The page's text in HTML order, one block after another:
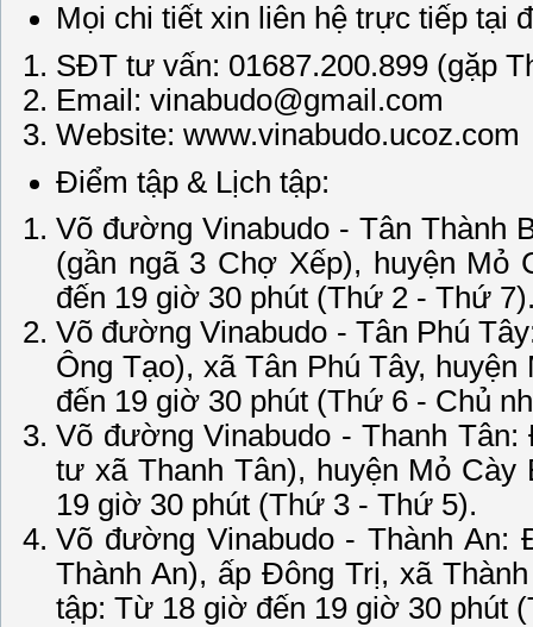
Mọi chi tiết xin liên hệ trực tiếp tại
SĐT tư vấn: 01687.200.899 (gặp
Email: vinabudo@gmail.com
Website: www.vinabudo.ucoz.com
Điểm tập & Lịch tập:
Võ đường Vinabudo - Tân Thành
(gần ngã 3 Chợ Xếp), huyện
đến 19 giờ 30 phút (Thứ 2 - Thứ
Võ đường Vinabudo - Tân Phú
Ông Tạo), xã Tân Phú Tây,
đến 19 giờ 30 phút (Thứ 6 - Chủ
Võ đường Vinabudo - Thanh
tư xã Thanh Tân), huyện Mỏ
19 giờ 30 phút (Thứ 3 - Thứ 5).
Võ đường Vinabudo - Thành
Thành An), ấp Đông Trị, xã
tập: Từ 18 giờ đến 19 giờ 30 phút